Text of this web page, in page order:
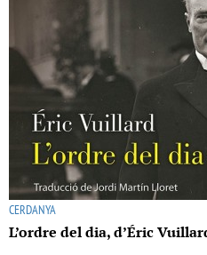
CERDANYA
L’ordre del dia, d’Éric